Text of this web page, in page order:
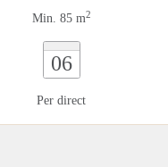
Min. 85 m2
06
Per direct